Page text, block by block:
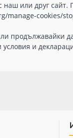
наш или друг
manage-cookies/
продължавайки
и